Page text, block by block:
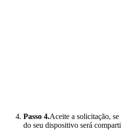
Passo 4.Aceite a solicitação,
do seu dispositivo será